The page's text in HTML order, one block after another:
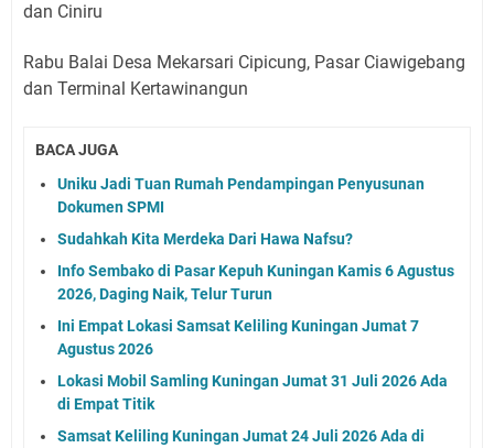
dan Ciniru
Rabu Balai Desa Mekarsari Cipicung, Pasar Ciawigebang
dan Terminal Kertawinangun
BACA JUGA
Uniku Jadi Tuan Rumah Pendampingan Penyusunan
Dokumen SPMI
Sudahkah Kita Merdeka Dari Hawa Nafsu?
Info Sembako di Pasar Kepuh Kuningan Kamis 6 Agustus
2026, Daging Naik, Telur Turun
Ini Empat Lokasi Samsat Keliling Kuningan Jumat 7
Agustus 2026
Lokasi Mobil Samling Kuningan Jumat 31 Juli 2026 Ada
di Empat Titik
Samsat Keliling Kuningan Jumat 24 Juli 2026 Ada di